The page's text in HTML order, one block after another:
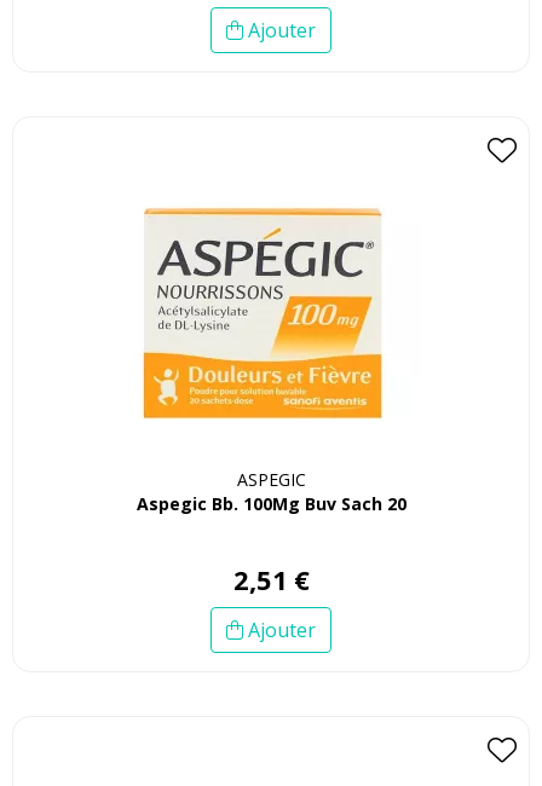
Ajouter
ASPEGIC
Aspegic Bb. 100Mg Buv Sach 20
2,51 €
Ajouter